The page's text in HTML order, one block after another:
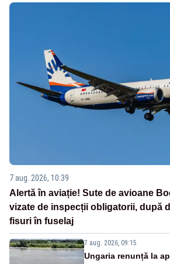
7 aug. 2026, 10:39
Alertă în aviație! Sute de avioane
vizate de inspecții obligatorii, după
fisuri în fuselaj
7 aug. 2026, 09:15
Ungaria renunță la